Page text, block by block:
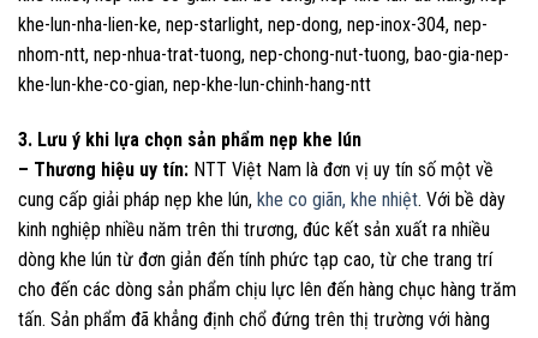
3. Lưu ý khi lựa chọn sản phẩm nẹp khe lún
– Thương hiệu uy tín: NTT Việt Nam là đơn vị uy tín số một về
cung cấp giải pháp nẹp khe lún, khe co giãn, khe nhiệt. Với bề dày
kinh nghiệp nhiều năm trên thi trương, đúc kết sản xuất ra nhiều
dòng khe lún từ đơn giản đến tính phức tạp cao, từ che trang trí
cho đến các dòng sản phẩm chịu lực lên đến hàng chục hàng trăm
tấn. Sản phẩm đã khẳng định chổ đứng trên thị trường với hàng